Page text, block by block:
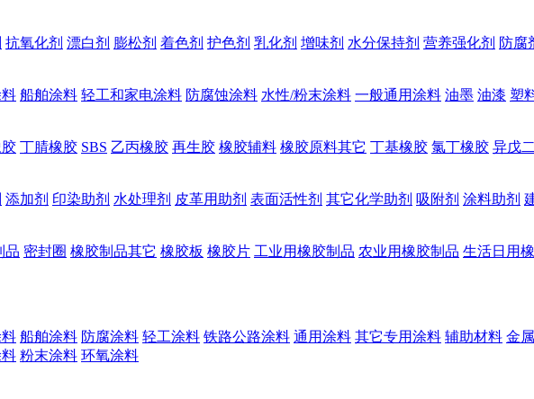
抗氧化剂 漂白剂 膨松剂 着色剂 护色剂 乳化剂 增味剂 水分保持剂 营养强化剂 防腐
船舶涂料 轻工和家电涂料 防腐蚀涂料 水性/粉末涂料 一般通用涂料 油墨 油漆 塑
丁腈橡胶 SBS 乙丙橡胶 再生胶 橡胶辅料 橡胶原料其它 丁基橡胶 氯丁橡胶 异戊
添加剂 印染助剂 水处理剂 皮革用助剂 表面活性剂 其它化学助剂 吸附剂 涂料助剂
品 密封圈 橡胶制品其它 橡胶板 橡胶片 工业用橡胶制品 农业用橡胶制品 生活日用
船舶涂料 防腐涂料 轻工涂料 铁路公路涂料 通用涂料 其它专用涂料 辅助材料 金
粉末涂料 环氧涂料